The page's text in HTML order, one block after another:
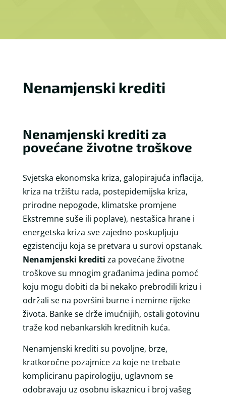
Nenamjenski krediti
Nenamjenski krediti za
povećane životne troškove
Svjetska ekonomska kriza, galopirajuća inflacija,
kriza na tržištu rada, postepidemijska kriza,
prirodne nepogode, klimatske promjene
Ekstremne suše ili poplave), nestašica hrane i
energetska kriza sve zajedno poskupljuju
egzistenciju koja se pretvara u surovi opstanak.
Nenamjenski krediti za povećane životne
troškove su mnogim građanima jedina pomoć
koju mogu dobiti da bi nekako prebrodili krizu i
održali se na površini burne i nemirne rijeke
života. Banke se drže imućnijih, ostali gotovinu
traže kod nebankarskih kreditnih kuća.
Nenamjenski krediti su povoljne, brze,
kratkoročne pozajmice za koje ne trebate
kompliciranu papirologiju, uglavnom se
odobravaju uz osobnu iskaznicu i broj vašeg